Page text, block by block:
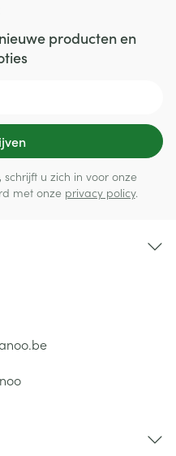
producten en
schrijft u zich in voor onze
met onze privacy policy.